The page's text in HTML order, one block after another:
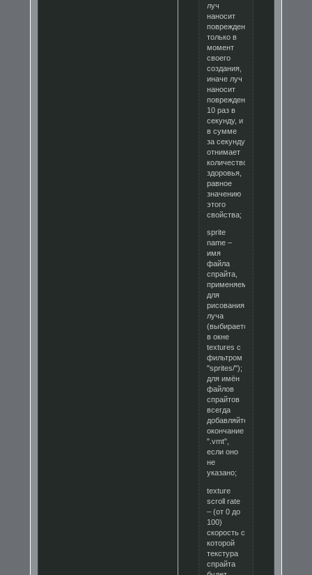
луч
наносит
повреждения
только в
момент
своего
создания,
иначе луч
наносит
повреждения
10 раз в
секунду, и
в сумме
за секунду
отнимает
количество
здоровья,
равное
значению
этого
свойства;
sprite
name –
имя
файла
спрайта,
применяемого
для
рисования
луча
(выбирается
в окне
textures с
фильтром
"sprites/");
для имён
файлов
спрайтов
всегда
добавляйте
окончание
".vmt",
если оно
не
указано;
texture
scroll rate
– (от 0 до
100)
скорость с
которой
текстура
спрайта